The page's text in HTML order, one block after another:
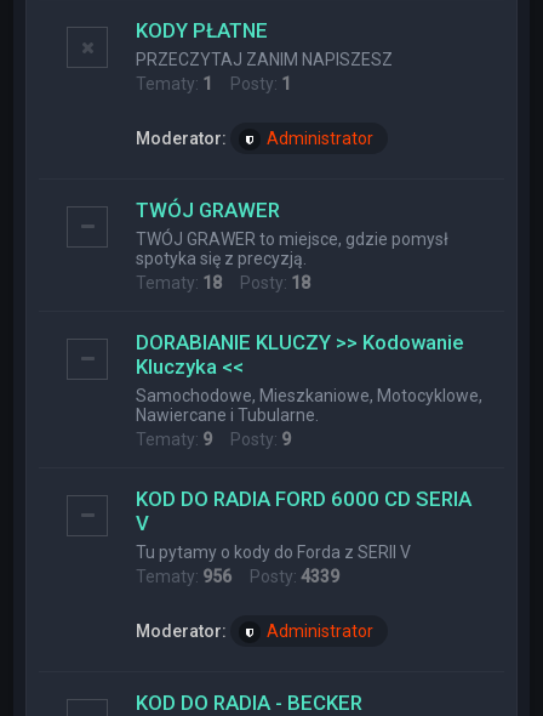
KODY PŁATNE
PRZECZYTAJ ZANIM NAPISZESZ
Tematy: 1 Posty: 1
Moderator: Administrator
TWÓJ GRAWER
TWÓJ GRAWER to miejsce, gdzie pomysł
spotyka się z precyzją.
Tematy: 18 Posty: 18
DORABIANIE KLUCZY >> Kodowanie
Kluczyka <<
Samochodowe, Mieszkaniowe, Motocyklowe,
Nawiercane i Tubularne.
Tematy: 9 Posty: 9
KOD DO RADIA FORD 6000 CD SERIA
V
Tu pytamy o kody do Forda z SERII V
Tematy: 956 Posty:4339
Moderator: Administrator
KOD DO RADIA - BECKER